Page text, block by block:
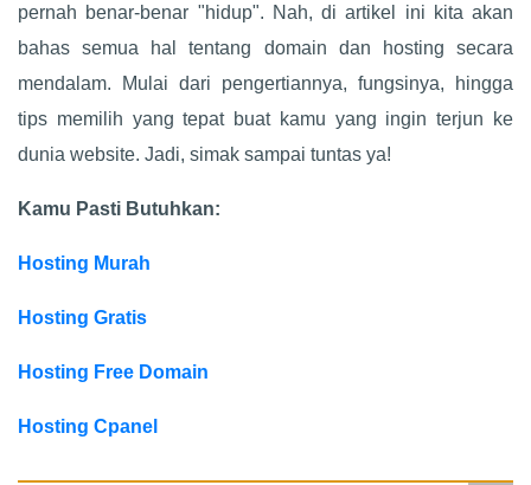
pernah benar-benar "hidup". Nah, di artikel ini kita akan
bahas semua hal tentang domain dan hosting secara
mendalam. Mulai dari pengertiannya, fungsinya, hingga
tips memilih yang tepat buat kamu yang ingin terjun ke
dunia website. Jadi, simak sampai tuntas ya!
Kamu Pasti Butuhkan:
Hosting Murah
Hosting Gratis
Hosting Free Domain
Hosting Cpanel